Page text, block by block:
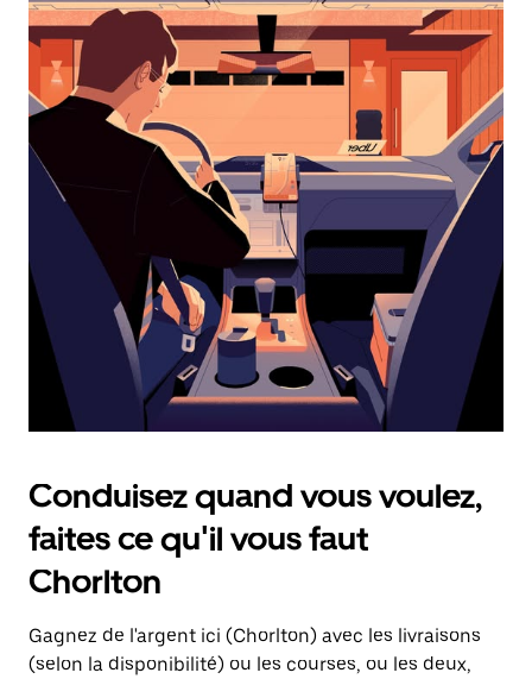
interagir
avec
calendrier
et
sélectionner
une
date.
Appuyez
d'échappement
pour
fermer
calendrier.
Conduisez quand vous voulez,
faites ce qu'il vous faut
Chorlton
Gagnez de l'argent ici (Chorlton) avec les livraisons
(selon la disponibilité) ou les courses, ou les deux,